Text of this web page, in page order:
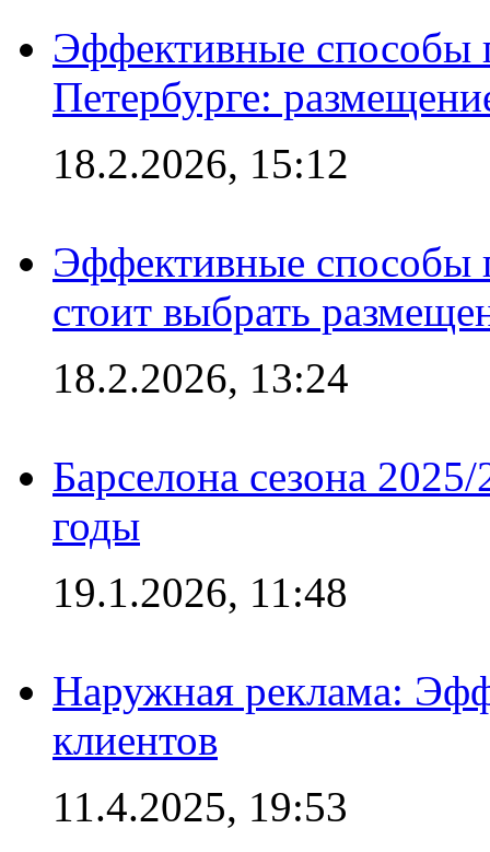
Эффективные способы
Петербурге:
18.2.2026, 15:12
Эффективные способы
стоит выбрать
18.2.2026, 13:24
Барселона сезона
годы
19.1.2026, 11:48
Наружная реклама:
клиентов
11.4.2025, 19:53